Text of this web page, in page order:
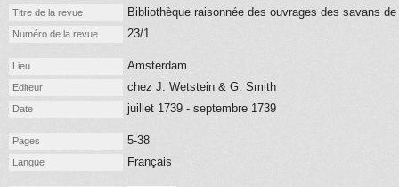
Titre de la revue Bibliothèque raisonnée des ouvrages des savans de
Numéro de la revue 23/1
Lieu Amsterdam
Editeur chez J. Wetstein & G. Smith
Date juillet 1739 - septembre 1739
Pages 5-38
Langue Français